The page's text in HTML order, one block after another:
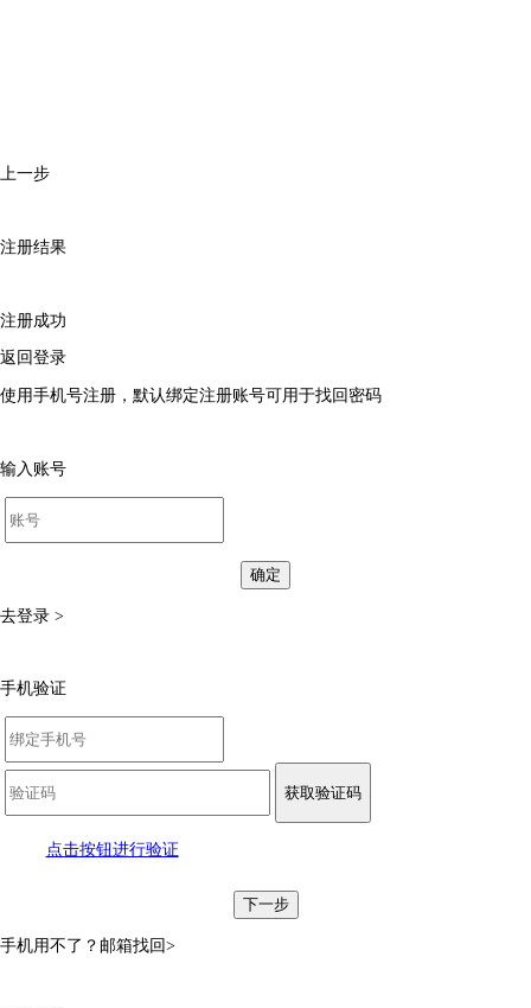
上一步
注册结果
注册成功
返回登录
使用手机号注册，默认绑定注册账号可用于找回密码
输入账号
确定
去登录 >
手机验证
获取验证码
点击按钮进行验证
下一步
手机用不了？ 邮箱找回>